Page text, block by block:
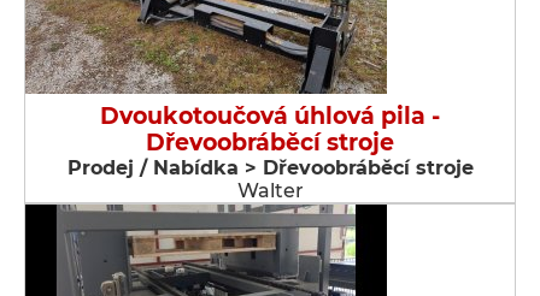
Dvoukotoučová úhlová pila -
Dřevoobráběcí stroje
Prodej / Nabídka > Dřevoobráběcí stroje
Walter